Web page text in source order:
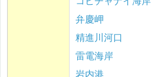
弁慶岬
精進川河口
雷電海岸
岩内港